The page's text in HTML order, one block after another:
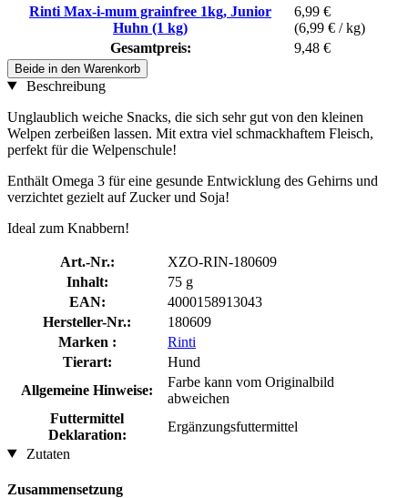
Rinti Max-i-mum grainfree 1kg, Junior
Huhn (1 kg)
6,99 €
(6,99 € / kg)
Gesamtpreis:
9,48 €
Beide in den Warenkorb
Beschreibung
Unglaublich weiche Snacks, die sich sehr gut von den kleinen
Welpen zerbeißen lassen. Mit extra viel schmackhaftem Fleisch,
perfekt für die Welpenschule!
Enthält Omega 3 für eine gesunde Entwicklung des Gehirns und
verzichtet gezielt auf Zucker und Soja!
Ideal zum Knabbern!
Art.-Nr.:
XZO-RIN-180609
Inhalt:
75 g
EAN:
4000158913043
Hersteller-Nr.:
180609
Marken :
Rinti
Tierart:
Hund
Allgemeine Hinweise:
Farbe kann vom Originalbild
abweichen
Futtermittel
Deklaration:
Ergänzungsfuttermittel
Zutaten
Zusammensetzung